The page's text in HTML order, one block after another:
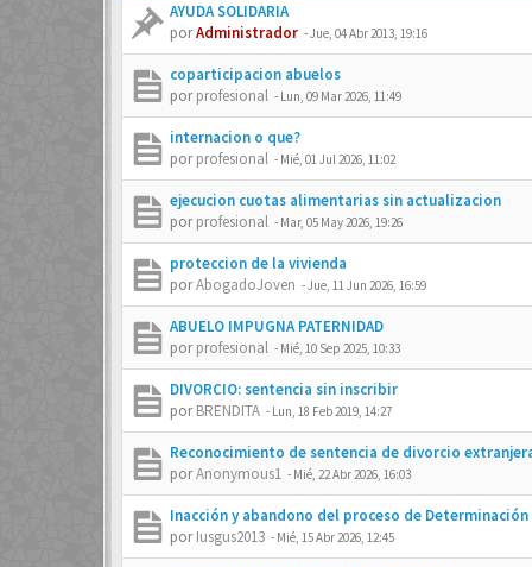
AYUDA SOLIDARIA
porAdministrador -Jue, 04 Abr 2013, 19:16
coparticipacion abuelos
porprofesional - Lun, 09 Mar 2026, 11:49
internacion o que?
porprofesional - Mié, 01 Jul 2026, 11:02
ejecucion cuotas alimentarias sin actualizacion
porprofesional - Mar, 05 May 2026, 19:26
proteccion de la vivienda
porAbogadoJoven -Jue, 11 Jun 2026, 16:59
ABUELO IMPUGNA PATERNIDAD
porprofesional - Mié, 10 Sep 2025, 10:33
DIVORCIO: sentencia sin inscribir
porBRENDITA - Lun, 18 Feb 2019, 14:27
Reconocimiento de sentencia de divorcio
porAnonymous1 - Mié, 22 Abr 2026, 16:03
Inacción y abandono del proceso de
porIusgus2013 - Mié, 15 Abr 2026, 12:45